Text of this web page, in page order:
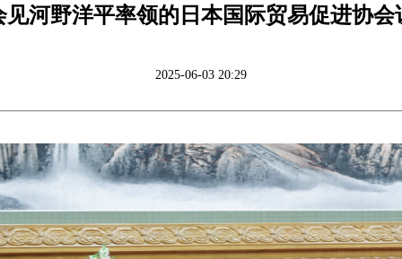
见河野洋平率领的日本国际贸易促进协会
2025-06-03 20:29